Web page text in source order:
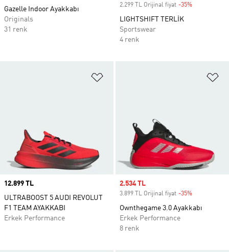
Gazelle Indoor Ayakkabı
Originals
31 renk
2.299 TL Orijinal fiyat -35%
LIGHTSHIFT TERLİK
Sportswear
4 renk
Price
12.899 TL
ULTRABOOST 5 AUDI REVOLUT
F1 TEAM AYAKKABI
Erkek Performance
Sale price
2.534 TL
3.899 TL Orijinal fiyat -35%
Ownthegame 3.0 Ayakkabı
Erkek Performance
8 renk